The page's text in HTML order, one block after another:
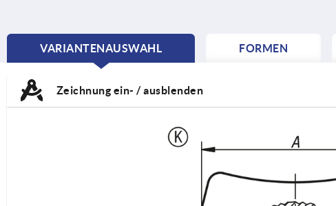
VARIANTENAUSWAHL
CURRENT
FORMEN
Zeichnung ein- / ausblenden